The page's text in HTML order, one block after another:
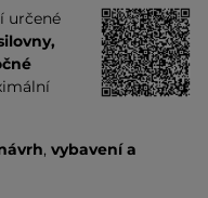
určené
, vybavení a